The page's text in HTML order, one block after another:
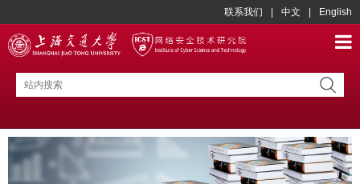
English
中文
联系我们